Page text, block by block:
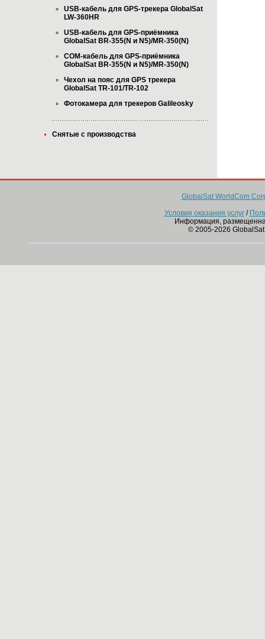
USB-кабель для GPS-трекера GlobalSat
LW-360HR
USB-кабель для GPS-приёмника
GlobalSat BR-355(N и N5)/MR-350(N)
COM-кабель для GPS-приёмника
GlobalSat BR-355(N и N5)/MR-350(N)
Чехол на пояс для GPS трекера
GlobalSat TR-101/TR-102
Фотокамера для трекеров Galileosky
Снятые с производства
GlobalSat WorldCom
Условия оказания услуг/
Информация,
© 2005-2026